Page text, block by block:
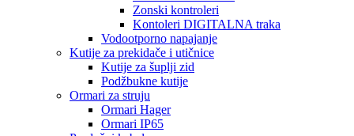
Zonski kontroleri
Kontoleri DIGITALNA traka
Vodootporno napajanje
Kutije za prekidače i utičnice
Kutije za šuplji zid
Podžbukne kutije
Ormari za struju
Ormari Hager
Ormari IP65